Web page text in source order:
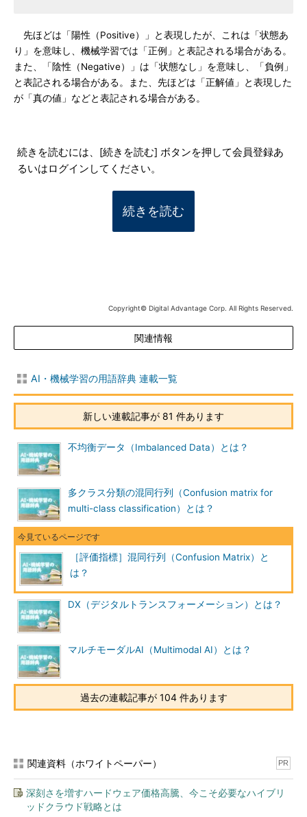
先ほどは「陽性（Positive）」と表現したが、これは「状態あ
り」を意味し、機械学習では「正例」と表記される場合がある。
また、「陰性（Negative）」は「状態なし」を意味し、「負例」
と表記される場合がある。また、先ほどは「正解値」と表現した
が「真の値」などと表記される場合がある。
続きを読むには、[続きを読む] ボタンを押して会員登録あ
るいはログインしてください。
続きを読む
Copyright© Digital Advantage Corp. All Rights Reserved.
関連情報
AI・機械学習の用語辞典 連載一覧
新しい連載記事が 81 件あります
不均衡データ（Imbalanced Data）とは？
多クラス分類の混同行列（Confusion matrix for
multi-class classification）とは？
［評価指標］混同行列（Confusion Matrix）と
は？
DX（デジタルトランスフォーメーション）とは？
マルチモーダルAI（Multimodal AI）とは？
過去の連載記事が 104 件あります
関連資料（ホワイトペーパー） PR
深刻さを増すハードウェア価格高騰、今こそ必要なハイブリ
ッドクラウド戦略とは